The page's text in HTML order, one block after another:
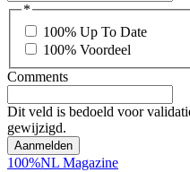
*
100% Up To Date
100% Voordeel
Comments
Dit veld is bedoeld voor
gewijzigd.
100%NL Magazine